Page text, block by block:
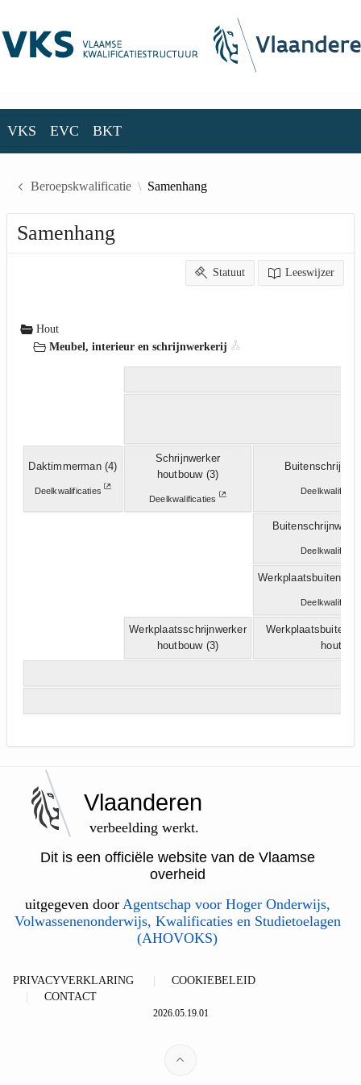
VKS EVC BKT
Beroepskwalificatie Samenhang
Samenhang
Statuut Leeswijzer
Hout
Meubel, interieur en schrijnwerkerij
Daktimmerman(4)
Deelkwalificaties
Schrijnwerker
houtbouw(3)
Deelkwalificaties
Werkplaatsschrijnwerker
houtbouw(3)
hout
Vlaanderen
verbeelding werkt.
Dit is een officiële website van de Vlaamse
overheid
uitgegeven door Agentschap voor Hoger Onderwijs,
Volwassenenonderwijs, Kwalificaties en Studietoelagen
(AHOVOKS)
PRIVACYVERKLARING
COOKIEBELEID
CONTACT
2026.05.19.01